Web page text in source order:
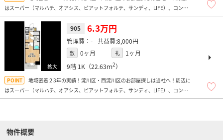
はスーパー（マルハチ、オアシス、ピアットフォルテ、サンディ、LIFE）、コンビ
ニ多数、ドラッグストア、飲食店多数、コンビニ多数、ほか弁多数あり便利です
よ！
905 6.3万円
- 8,000円
敷 0ヶ月 礼
1ヶ月
9階 1K（22.63ｍ2）
地域密着２3年の実績！淀川区・西淀川区のお部屋探しは当社へ！周辺に
はスーパー（マルハチ、オアシス、ピアットフォルテ、サンディ、LIFE）、コンビ
ニ多数、ドラッグストア、飲食店多数、コンビニ多数、ほか弁多数あり便利です
物件概要